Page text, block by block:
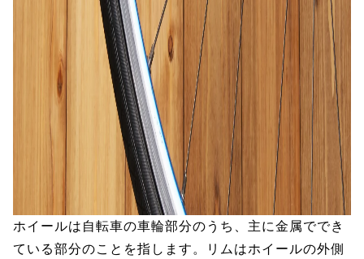
ホイールは自転車の車輪部分のうち、主に金属ででき
ている部分のことを指します。リムはホイールの外側